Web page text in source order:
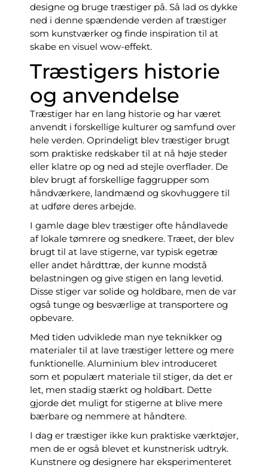
designe og bruge træstiger på. Så lad os dykke
ned i denne spændende verden af træstiger
som kunstværker og finde inspiration til at
skabe en visuel wow-effekt.
Træstigers historie
og anvendelse
Træstiger har en lang historie og har været
anvendt i forskellige kulturer og samfund over
hele verden. Oprindeligt blev træstiger brugt
som praktiske redskaber til at nå høje steder
eller klatre op og ned ad stejle overflader. De
blev brugt af forskellige faggrupper som
håndværkere, landmænd og skovhuggere til
at udføre deres arbejde.
I gamle dage blev træstiger ofte håndlavede
af lokale tømrere og snedkere. Træet, der blev
brugt til at lave stigerne, var typisk egetræ
eller andet hårdttræ, der kunne modstå
belastningen og give stigen en lang levetid.
Disse stiger var solide og holdbare, men de var
også tunge og besværlige at transportere og
opbevare.
Med tiden udviklede man nye teknikker og
materialer til at lave træstiger lettere og mere
funktionelle. Aluminium blev introduceret
som et populært materiale til stiger, da det er
let, men stadig stærkt og holdbart. Dette
gjorde det muligt for stigerne at blive mere
bærbare og nemmere at håndtere.
I dag er træstiger ikke kun praktiske værktøjer,
men de er også blevet et kunstnerisk udtryk.
Kunstnere og designere har eksperimenteret